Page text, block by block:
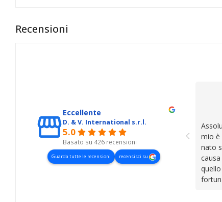
Recensioni
Eccellente
D. & V. International s.r.l.
5.0
Basato su 426 recensioni
Guarda tutte le recensioni recensisci su
mio è
nato